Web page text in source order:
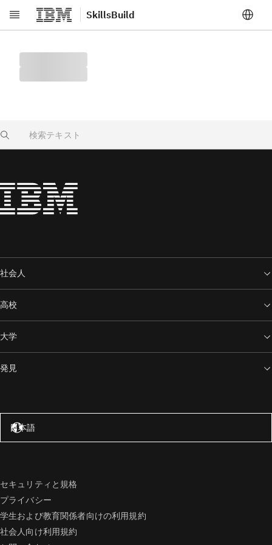
メインコンテンツへスキップ
SkillsBuild
Search
社会人
高校
大学
発見
日本語
セキュリティと規格
プライバシー
学生および教育関係者向けの利用規約
社会人向け利用規約